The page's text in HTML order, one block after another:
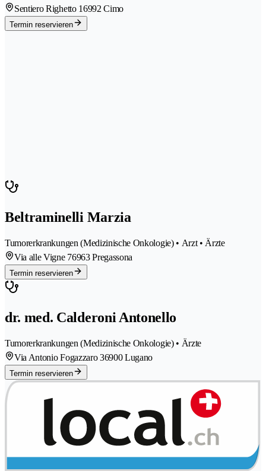
Sentiero Righetto 16992 Cimo
Termin reservieren
Beltraminelli Marzia
Tumorerkrankungen (Medizinische Onkologie) • Arzt • Ärzte
Via alle Vigne 76963 Pregassona
Termin reservieren
dr. med. Calderoni Antonello
Tumorerkrankungen (Medizinische Onkologie) • Ärzte
Via Antonio Fogazzaro 36900 Lugano
Termin reservieren